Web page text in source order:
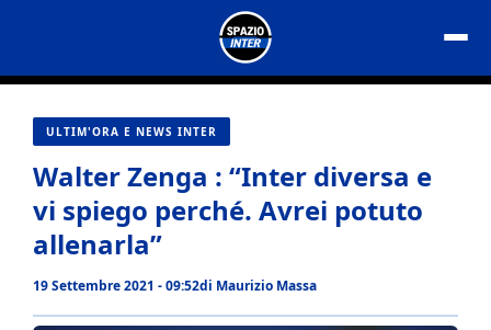
contenuto
ULTIM'ORA E NEWS INTER
Walter Zenga : “Inter diversa e
vi spiego perché. Avrei potuto
allenarla”
19 Settembre 2021 - 09:52di Maurizio Massa